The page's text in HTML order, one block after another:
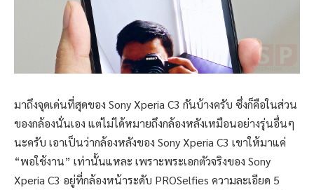
มาถึงจุดเด่นที่สุดของ Sony Xperia C3 กันบ้างครับ ซึ่งก็คือในส่วน
ของกล้องนั่นเอง แต่ไม่ได้หมายถึงกล้องหลังเหมือนอย่างรุ่นอื่นๆ
นะครับ เอาเป็นว่ากล้องหลังของ Sony Xperia C3 เขาให้มาแค่
“พอใช้งาน” เท่านั้นแหละ เพราะพระเอกตัวจริงของ Sony
Xperia C3 อยู่ที่กล้องหน้าระดับ PROSelfies ความละเอียด 5